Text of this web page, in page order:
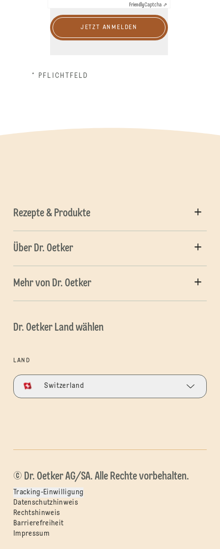
FriendlyCaptcha ⇗
JETZT ANMELDEN
* PFLICHTFELD
Rezepte & Produkte
Über Dr. Oetker
Mehr von Dr. Oetker
Dr. Oetker Land wählen
LAND
Switzerland
© Dr. Oetker AG/SA. Alle Rechte vorbehalten.
Tracking-Einwilligung
Datenschutzhinweis
Rechtshinweis
Barrierefreiheit
Impressum